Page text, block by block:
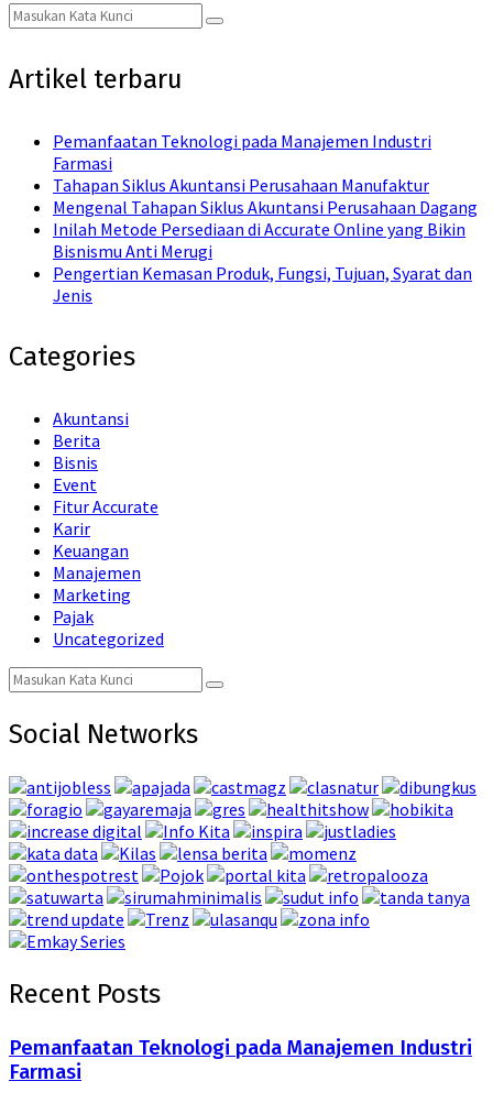
Search
for:
Search
Artikel terbaru
Pemanfaatan Teknologi pada Manajemen Industri
Farmasi
Tahapan Siklus Akuntansi Perusahaan Manufaktur
Mengenal Tahapan Siklus Akuntansi Perusahaan Dagang
Inilah Metode Persediaan di Accurate Online yang Bikin
Bisnismu Anti Merugi
Pengertian Kemasan Produk, Fungsi, Tujuan, Syarat dan
Jenis
Categories
Akuntansi
Berita
Bisnis
Event
Fitur Accurate
Karir
Keuangan
Manajemen
Marketing
Pajak
Uncategorized
Search
for:
Search
Social Networks
Recent Posts
Pemanfaatan Teknologi pada Manajemen Industri
Farmasi